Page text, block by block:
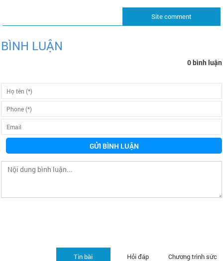
Site comment
BÌNH LUẬN
0 bình luận
GỬI BÌNH LUẬN
Chương trình sức
Hỏi đáp
Tin bài